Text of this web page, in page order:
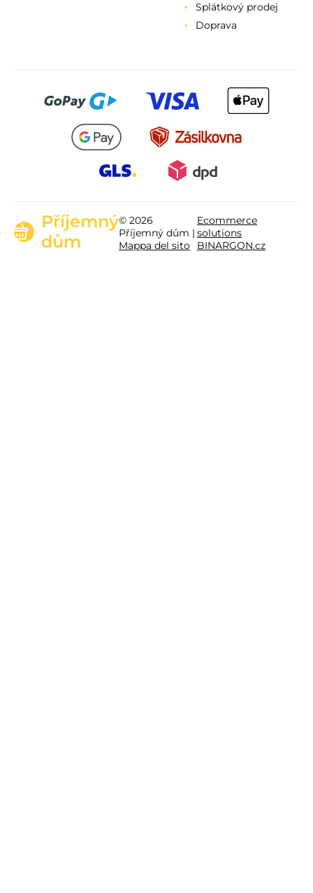
Splátkový prodej
Doprava
Příjemný
dům
© 2026
Příjemný dům |
Mappa del sito
Ecommerce
solutions
BINARGON.cz